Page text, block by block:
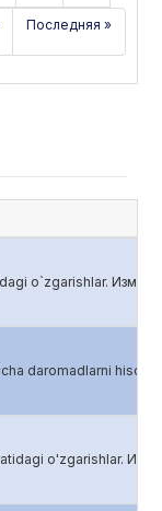
Последняя »
o`zgarishlar.
daromadlarni
o'zgarishlar.